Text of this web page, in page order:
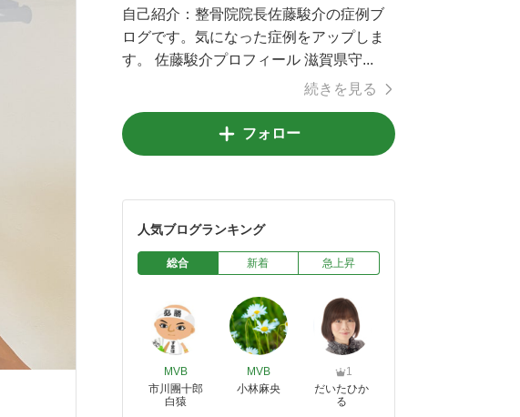
自己紹介： 整骨院院長佐藤駿介の症例ブ
ログです。気になった症例をアップしま
す。 佐藤駿介プロフィール 滋賀県守...
続きを見る
フォロー
人気ブログランキング
総合 新着 急上昇
MVB
市川團十郎
白猿
MVB
小林麻央
1
だいたひか
る